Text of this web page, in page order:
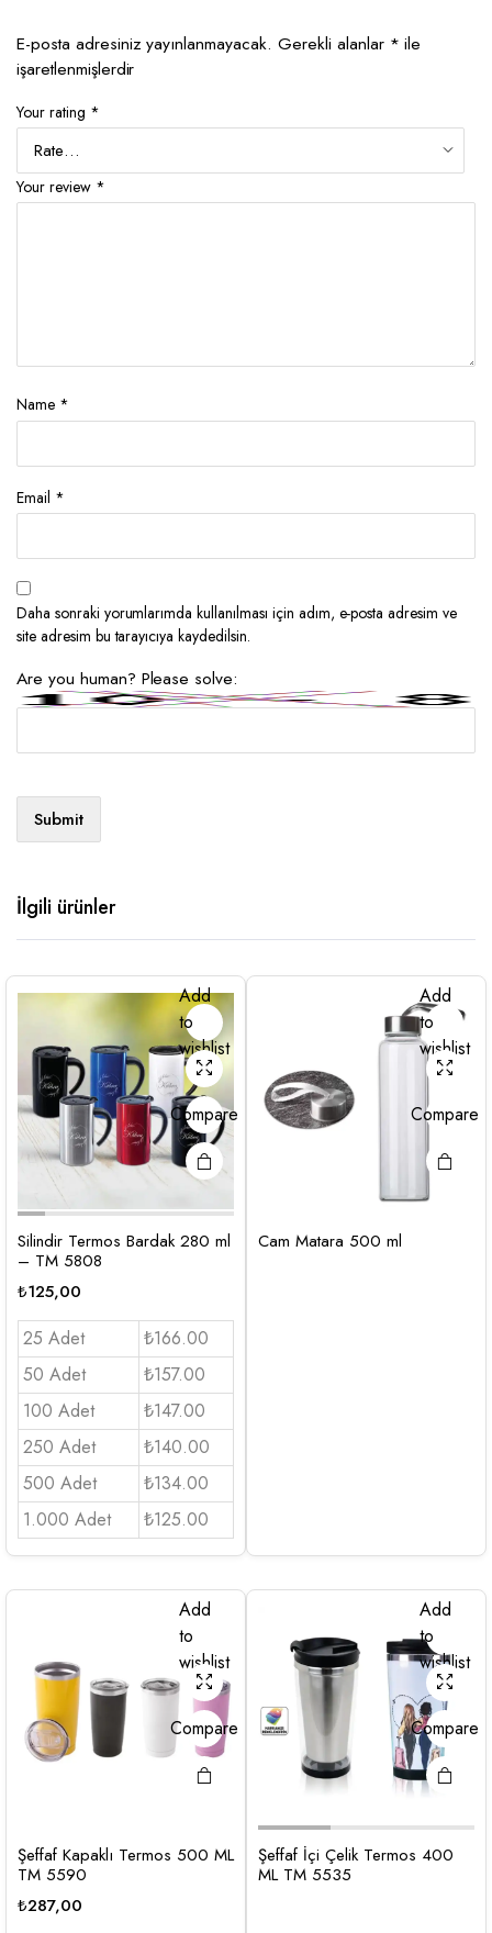
E-posta adresiniz yayınlanmayacak. Gerekli alanlar * ile
işaretlenmişlerdir
Your rating *
Your review *
Name *
Email *
Daha sonraki yorumlarımda kullanılması için adım, e-posta adresim ve
site adresim bu tarayıcıya kaydedilsin.
Are you human? Please solve:
İlgili ürünler
Add
to
wishlist
Compare
Silindir Termos Bardak 280 ml
– TM 5808
₺125,00
25 Adet
₺166.00
50 Adet
₺157.00
100 Adet
₺147.00
250 Adet
₺140.00
500 Adet
₺134.00
1.000 Adet
₺125.00
Add
to
wishlist
Compare
Cam Matara 500 ml
Add
to
wishlist
Compare
Şeffaf Kapaklı Termos 500 ML
TM 5590
₺287,00
Add
to
wishlist
Compare
Şeffaf İçi Çelik Termos 400
ML TM 5535